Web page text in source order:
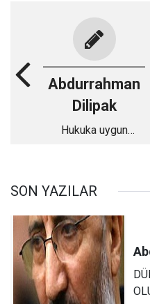
Abdurrahman
Dilipak
Hukuka uygun
SON YAZILAR